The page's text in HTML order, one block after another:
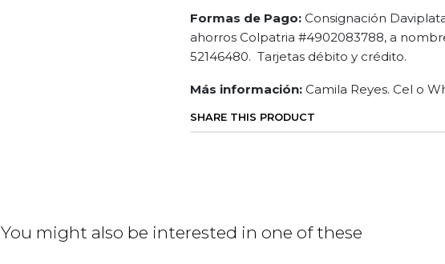
Formas de Pago: Consignación
ahorros Colpatria #4902083788, a
52146480. Tarjetas débito y crédito.
Más información: Camila Reyes. Cel o
SHARE THIS PRODUCT
You might also be interested in one of these